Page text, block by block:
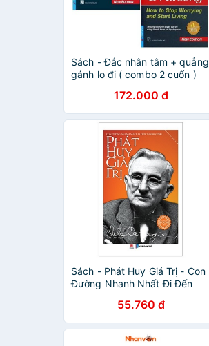
Sách - Đắc nhân tâm + quẳng
gánh lo đi ( combo 2 cuốn )
172.000 đ
Sách - Phát Huy Giá Trị - Con
Đường Nhanh Nhất Đi Đến
55.760 đ